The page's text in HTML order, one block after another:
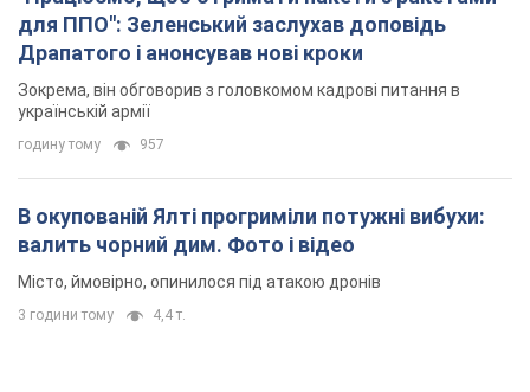
для ППО": Зеленський заслухав доповідь
Драпатого і анонсував нові кроки
Зокрема, він обговорив з головкомом кадрові питання в
українській армії
годину тому 957
В окупованій Ялті прогриміли потужні вибухи:
валить чорний дим. Фото і відео
Місто, ймовірно, опинилося під атакою дронів
3 години тому 4,4 т.